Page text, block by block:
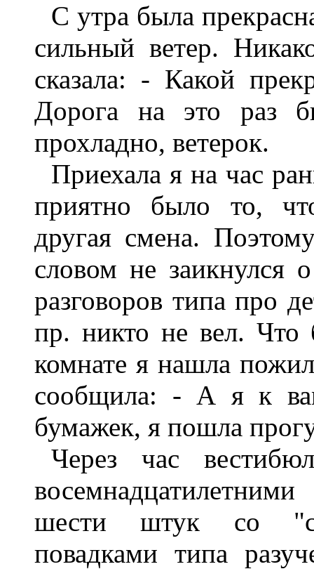
С утра была
сильный ветер.
сказала: - Какой
Дорога на это раз
прохладно, ветерок.
Приехала я на час
приятно было то,
другая смена.
словом не заикнулся
разговоров типа про
пр. никто не вел.
комнате я нашла
сообщила: - А я к
бумажек, я пошла
Через час
шести штук со
повадками типа